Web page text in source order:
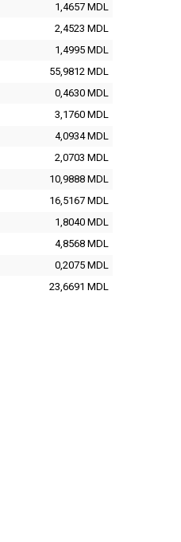
1,4657 MDL
2,4523 MDL
1,4995 MDL
55,9812 MDL
0,4630 MDL
3,1760 MDL
4,0934MDL
2,0703 MDL
10,9888 MDL
16,5167 MDL
1,8040 MDL
4,8568 MDL
0,2075 MDL
23,6691 MDL